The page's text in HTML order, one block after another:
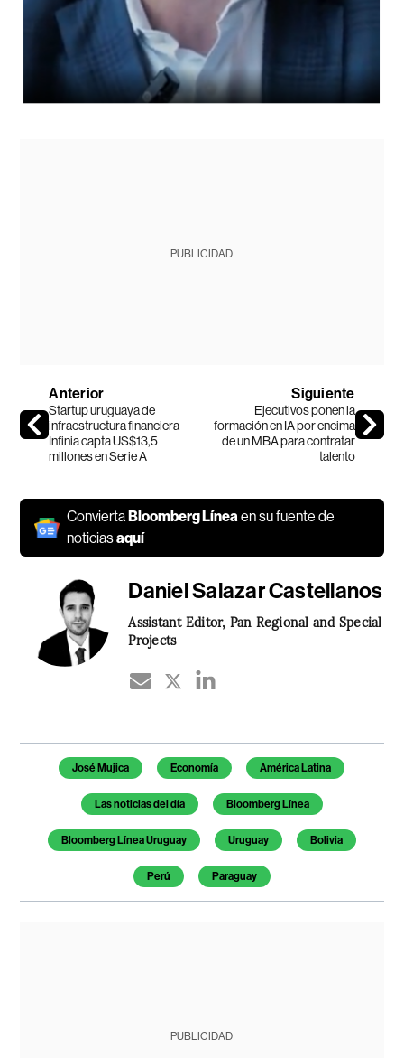
PUBLICIDAD
Anterior
Startup uruguaya de
infraestructura financiera
Infinia capta US$13,5
millones en Serie A
Siguiente
Ejecutivos ponen la
formación en IA por encima
de un MBA para contratar
talento
Convierta Bloomberg Líneaen su fuente de
noticiasaquí
Daniel Salazar Castellanos
Assistant Editor, Pan Regional and Special
Projects
Temas de este artículo
José Mujica Economía América Latina
Las noticias del día Bloomberg Línea
Bloomberg Línea Uruguay Uruguay Bolivia
Perú Paraguay
PUBLICIDAD